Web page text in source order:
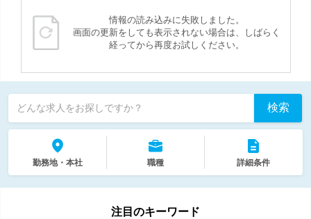
情報の読み込みに失敗しました。
画面の更新をしても表示されない場合は、しばらく
経ってから再度お試しください。
どんな求人をお探しですか？ 検索
勤務地・本社 職種 詳細条件
注目のキーワード